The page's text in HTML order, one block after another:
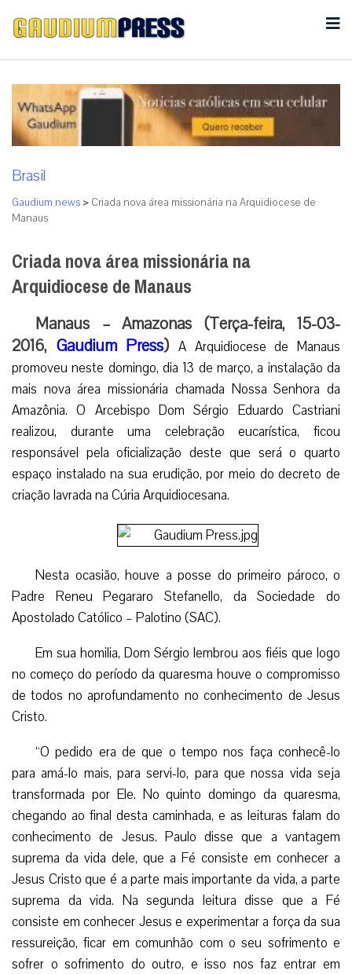
Brasil
Gaudium news > Criada nova área missionária na Arquidiocese de
Manaus
Criada nova área missionária na
Arquidiocese de Manaus
Manaus – Amazonas (Terça-feira, 15-03-
2016, Gaudium Press)A Arquidiocese de Manaus
promoveu neste domingo, dia 13 de março, a instalação da
mais nova área missionária chamada Nossa Senhora da
Amazônia. O Arcebispo Dom Sérgio Eduardo Castriani
realizou, durante uma celebração eucarística, ficou
responsável pela oficialização deste que será o quarto
espaço instalado na sua erudição, por meio do decreto de
criação lavrada na Cúria Arquidiocesana.
Nesta ocasião, houve a posse do primeiro pároco, o
Padre Reneu Pegararo Stefanello, da Sociedade do
Apostolado Católico – Palotino (SAC).
Em sua homilia, Dom Sérgio lembrou aos fiéis que logo
no começo do período da quaresma houve o compromisso
de todos no aprofundamento no conhecimento de Jesus
Cristo.
“O pedido era de que o tempo nos faça conhecê-lo
para amá-lo mais, para servi-lo, para que nossa vida seja
transformada por Ele. No quinto domingo da quaresma,
chegando ao final desta caminhada, e as leituras falam do
conhecimento de Jesus. Paulo disse que a vantagem
suprema da vida dele, que a Fé consiste em conhecer a
Jesus Cristo que é a parte mais importante da vida, a parte
suprema da vida. Na segunda leitura disse que a Fé
consiste em conhecer Jesus e experimentar a força da sua
ressureição, ficar em comunhão com o seu sofrimento e
sofrer o sofrimento do outro, e isso nos faz entrar em